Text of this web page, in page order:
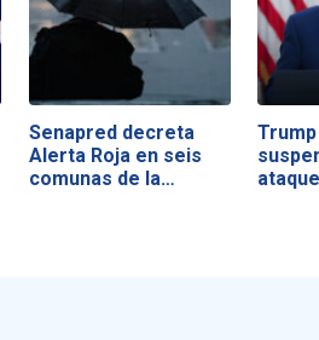
Senapred decreta
Alerta Roja en seis
comunas de la…